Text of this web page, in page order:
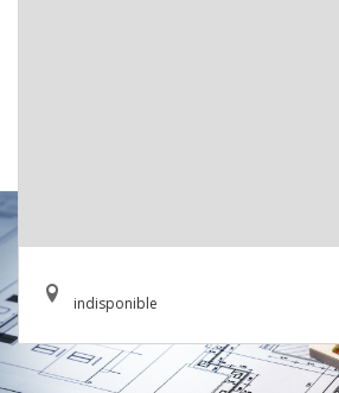
indisponible